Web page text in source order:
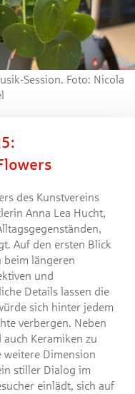
Session. Foto: Nicola
des Kunstvereins
Anna Lea Hucht,
Auf den ersten Blick
beim längeren
und
Details lassen die
sich hinter jedem
verbergen. Neben
Keramiken zu
weitere Dimension
stiller Dialog im
einlädt, sich auf